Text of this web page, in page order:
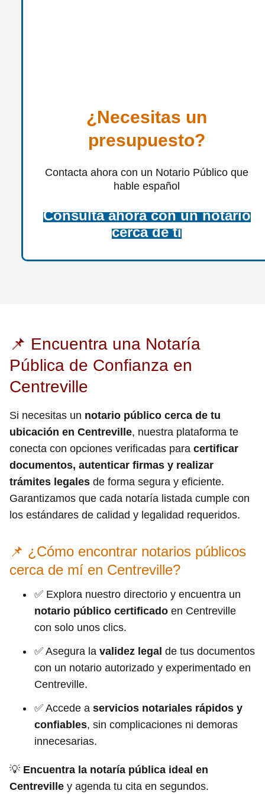
¿Necesitas un
presupuesto?
Contacta ahora con un Notario Público que
hable español
Consulta ahora con un notario
cerca de ti
📌 Encuentra una Notaría
Pública de Confianza en
Centreville
Si necesitas un notario público cerca de tu
ubicación en Centreville, nuestra plataforma te
conecta con opciones verificadas para certificar
documentos, autenticar firmas y realizar
trámites legales de forma segura y eficiente.
Garantizamos que cada notaría listada cumple con
los estándares de calidad y legalidad requeridos.
📌 ¿Cómo encontrar notarios públicos
cerca de mí en Centreville?
✅ Explora nuestro directorio y encuentra un
notario público certificado en Centreville
con solo unos clics.
✅ Asegura la validez legal de tus documentos
con un notario autorizado y experimentado en
Centreville.
✅ Accede a servicios notariales rápidos y
confiables, sin complicaciones ni demoras
innecesarias.
💡 Encuentra la notaría pública ideal en
Centreville y agenda tu cita en segundos.